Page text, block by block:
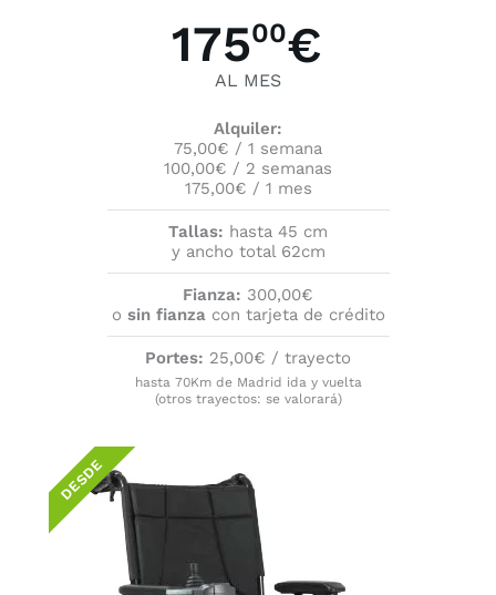
17500€
AL MES
Alquiler:
75,00€ / 1 semana
100,00€ / 2 semanas
175,00€ / 1 mes
Tallas: hasta 45 cm
y ancho total 62cm
Fianza: 300,00€
o sin fianza con tarjeta de crédito
Portes: 25,00€ / trayecto
hasta 70Km de Madrid ida y vuelta
(otros trayectos: se valorará)
DESDE